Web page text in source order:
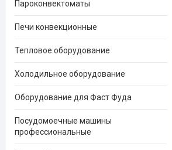
Пароконвектоматы
Печи конвекционные
Тепловое оборудование
Холодильное оборудование
Оборудование для Фаст Фуда
Посудомоечные машины
профессиональные